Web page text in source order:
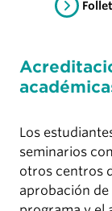
Los
seminarios
otros centros
aprobación de